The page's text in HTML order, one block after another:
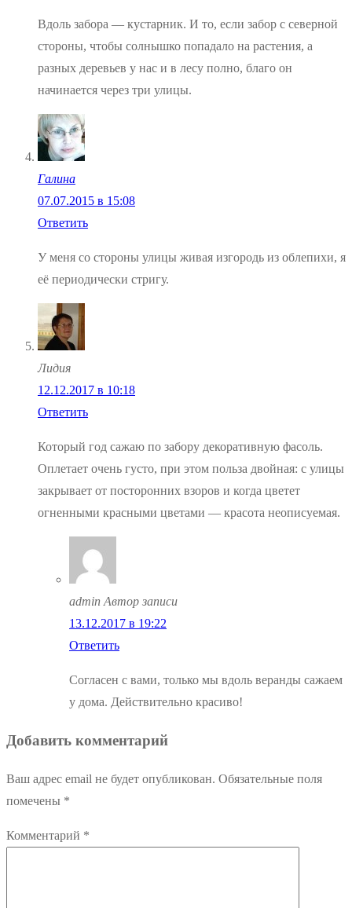
Вдоль забора — кустарник. И то, если забор с северной
стороны, чтобы солнышко попадало на растения, а
разных деревьев у нас и в лесу полно, благо он
начинается через три улицы.
Галина
07.07.2015 в 15:08
Ответить
У меня со стороны улицы живая изгородь из облепихи, я
её периодически стригу.
Лидия
12.12.2017 в 10:18
Ответить
Который год сажаю по забору декоративную фасоль.
Оплетает очень густо, при этом польза двойная: с улицы
закрывает от посторонних взоров и когда цветет
огненными красными цветами — красота неописуемая.
admin Автор записи
13.12.2017 в 19:22
Ответить
Согласен с вами, только мы вдоль веранды сажаем
у дома. Действительно красиво!
Добавить комментарий
Ваш адрес email не будет опубликован. Обязательные поля
помечены *
Комментарий *